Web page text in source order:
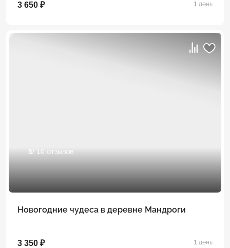
3 650 ₽ 1 день
5/ 10 отзывов
Новогодние чудеса в деревне Мандроги
3 350 ₽ 1 день